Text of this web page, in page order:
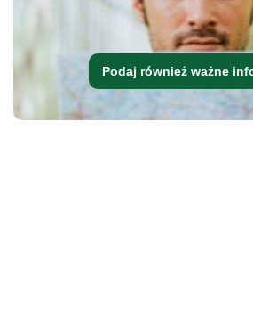
Podaj również ważne